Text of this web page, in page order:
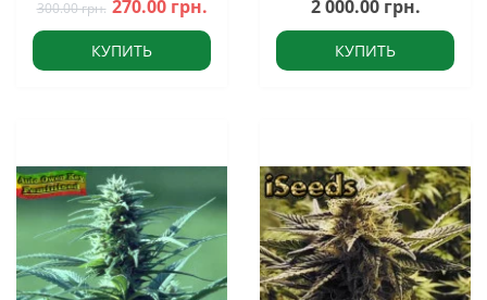
300.00 грн. 270.00 грн.
КУПИТЬ
2 000.00 грн.
КУПИТЬ